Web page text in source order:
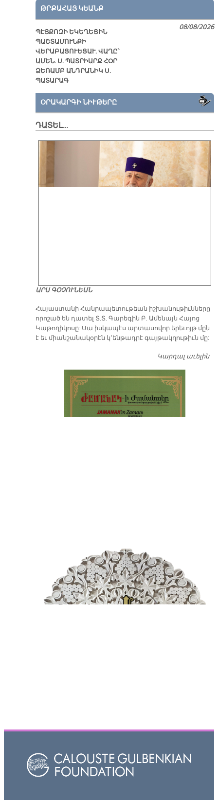
ԹՐՔԱՀԱՅ ԿԵԱՆՔ
ՊԷՅՔՈԶԻ ԵԿԵՂԵՑԻՆ
ՊԱՇՏԱՄՈՒՆՔԻ
ՎԵՐԱԲԱՑՈՒԵՑԱՒ. ՎԱՂԸ՝
ԱՄԵՆ. Ս. ՊԱՏՐԻԱՐՔ ՀՕՐ
ՁԵՌԱՄԲ ԱՆԴՐԱՆԻԿ Ս.
ՊԱՏԱՐԱԳ
08/08/2026
ՕՐԱԿԱՐԳԻ ՆԻՒԹԵՐԸ
ԴԱՏԵԼ…
ԱՐԱ ԳՕՉՈՒՆԵԱՆ
​Հայաստանի Հանրապետութեան իշխանութիւնները
որոշած են դատել Տ.Տ. Գարեգին Բ. Ամենայն Հայոց
Կաթողիկոսը: Սա իսկապէս արտասովոր երեւոյթ մըն
է եւ միանշանակօրէն կ՚ենթադրէ գայթակղութիւն մը:
Կարդալ աւելին